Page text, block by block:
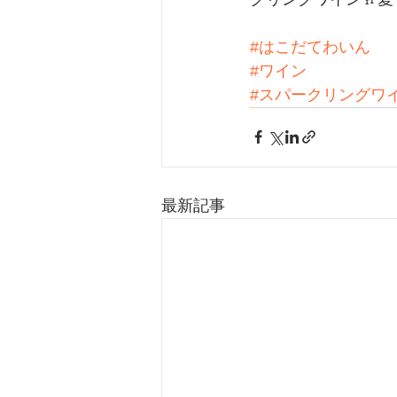
#はこだてわいん
#ワイン
#スパークリングワ
最新記事